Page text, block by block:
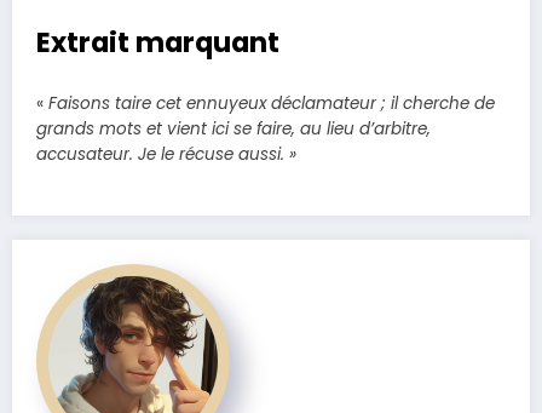
Extrait marquant
« Faisons taire cet ennuyeux déclamateur ; il cherche de
grands mots et vient ici se faire, au lieu d’arbitre,
accusateur. Je le récuse aussi. »